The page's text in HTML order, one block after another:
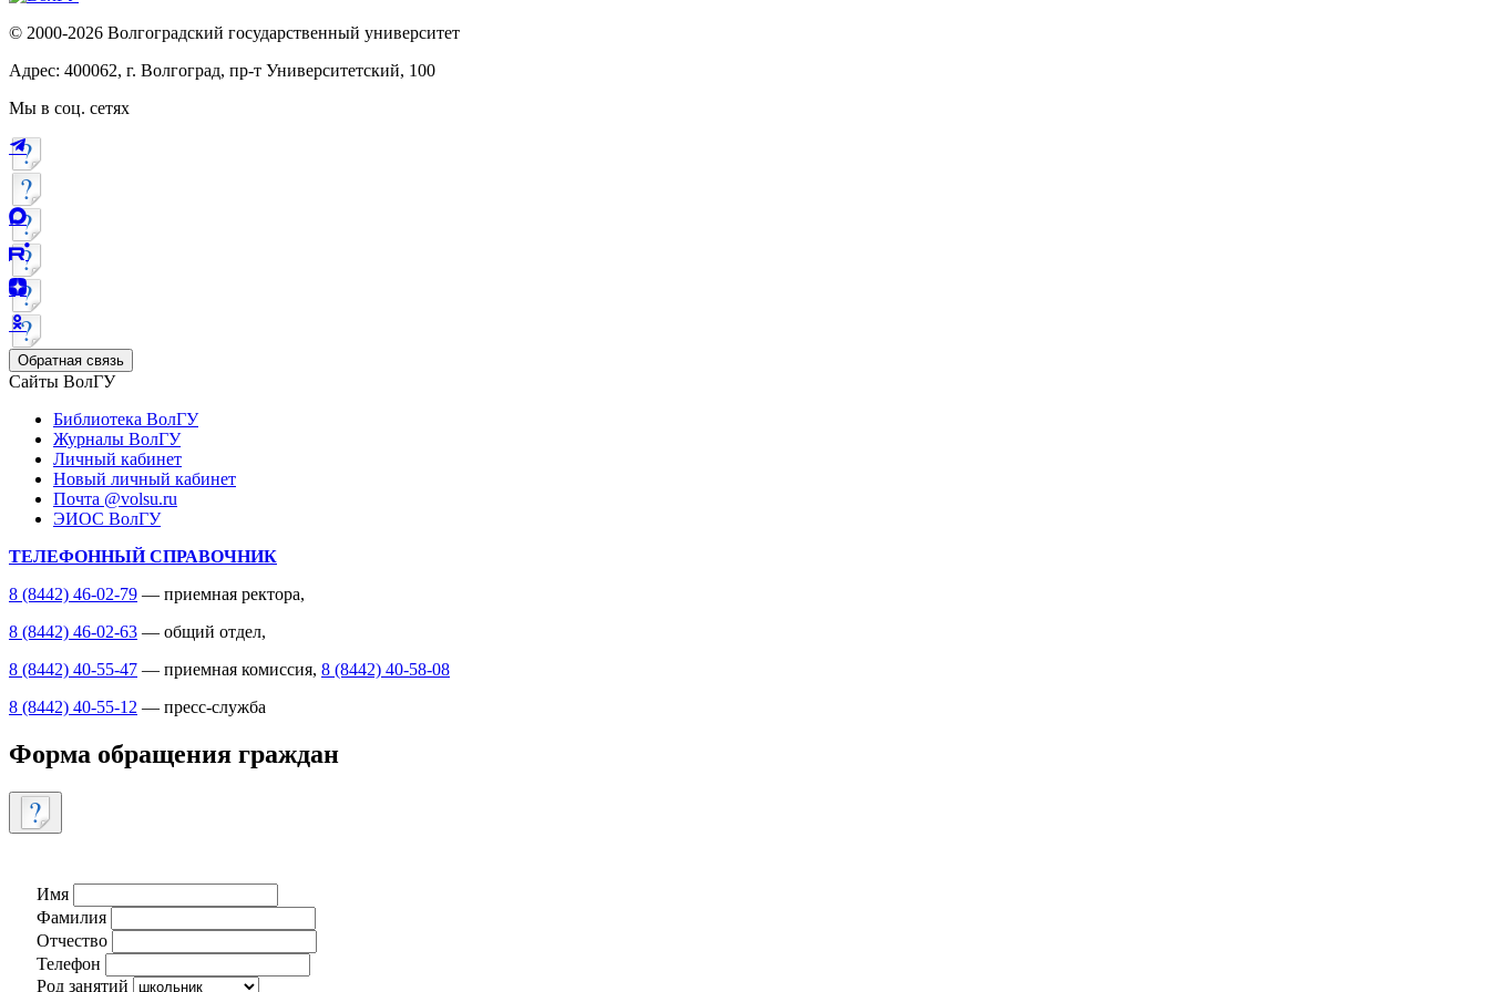
© 2000-2026 Волгоградский государственный университет
Адрес: 400062, г. Волгоград, пр-т Университетский, 100
Мы в соц. сетях
Обратная связь
Сайты ВолГУ
Библиотека ВолГУ
Журналы ВолГУ
Личный кабинет
Новый личный кабинет
Почта @volsu.ru
ЭИОС ВолГУ
ТЕЛЕФОННЫЙ СПРАВОЧНИК
8 (8442) 46-02-79 — приемная ректора,
8 (8442) 46-02-63 — общий отдел,
8 (8442) 40-55-47 — приемная комиссия, 8 (8442) 40-58-08
8 (8442) 40-55-12 — пресс-служба
Форма обращения граждан
Имя
Фамилия
Отчество
Телефон
Род занятий